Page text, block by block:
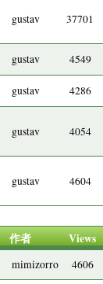
gustav 37701
gustav 4549
gustav 4286
gustav 4054
gustav 4604
作者 Views
mimizorro 4606